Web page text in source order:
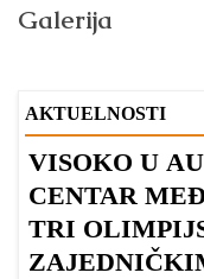
Galerija
AKTUELNOSTI
VISOKO U
CENTAR
TRI